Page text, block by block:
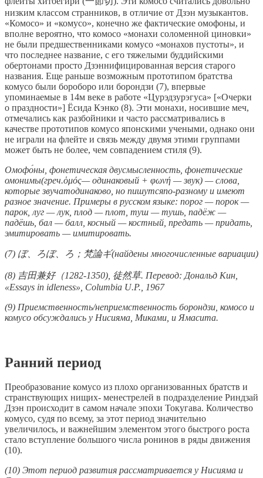
низким классом странников, в отличие от Дзэн музыкантов.
«Комосо» и «комусо», конечно же фактические омофоны, и
вполне вероятно, что комосо «монахи соломенной циновки»
не были предшественниками комусо «монахов пустоты», и
что последнее название, с его тяжелыми буддийскими
обертонами просто Дзэннифицированная версия старого
названия. Еще раньше возможным прототипом братства
комусо были бороборо или борондзи (7), впервые
упоминаемые в 14м веке в работе «Цурэдзурэгуса» [«Очерки
о праздности»] Ёсида Кэнко (8). Эти монахи, носившие меч,
отмечались как разбойники и часто рассматривались в
качестве прототипов комусо японскими учеными, однако они
не играли на флейте и связь между двумя этими группами
может быть не более, чем совпадением стиля (9).
Омофо́ны, фонетическая двусмысленность, фонетические
омонимы(греч.ὁμός— одинаковый + φωνή — звук) — слова,
которые звучатодинаково, но пишутсяпо-разному и имеют
разное значение. Примеры в русском языке: порог — порок —
парок, луг — лук, плод — плот, туш — тушь, падёж —
падёшь, бал — балл, косный — костный, предать — придать,
эмитировать — имитировать.
(7) ぼ、ろぼ、ろ；梵論ギ(найдены многочисленные вариации)
(8) 吉田兼好（1282-1350), 徒然草. Перевод: Дональд Кин,
«Essays in idleness», Columbia U.P., 1967
(9) Приемственность/неприемственность борондзи, комосо и
комусо обсуждались у Нисияма, Миками, и Ямасита.
Ранний период
Преобразование комусо из плохо организованных братств и
странствующих нищих- менестрелей в подразделение Риндзай
Дзэн происходит в самом начале эпохи Токугава. Количество
комусо, судя по всему, за этот период значительно
увеличилось, и важнейшим элементом этого быстрого роста
стало вступление большого числа ронинов в ряды движения
(10).
(10) Этот период развития рассматривается у Нисияма и